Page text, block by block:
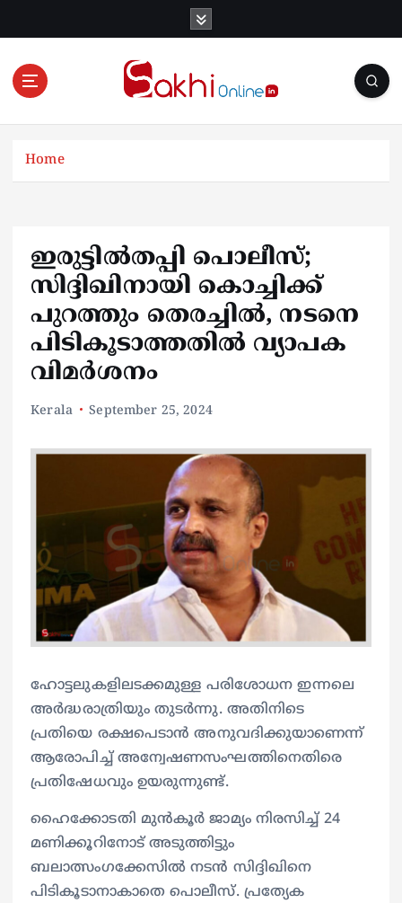
Online News Portal
Home
ഇരുട്ടിൽതപ്പി പൊലീസ്;
സിദ്ദിഖിനായി കൊച്ചിക്ക്
പുറത്തും തെരച്ചിൽ, നടനെ
പിടികൂടാത്തതിൽ വ്യാപക
വിമർശനം
Kerala September 25, 2024
ഹോട്ടലുകളിലടക്കമുള്ള പരിശോധന ഇന്നലെ
അർദ്ധരാത്രിയും തുടർന്നു. അതിനിടെ
പ്രതിയെ രക്ഷപെടാൻ അനുവദിക്കുയാണെന്ന്
ആരോപിച്ച് അന്വേഷണസംഘത്തിനെതിരെ
പ്രതിഷേധവും ഉയരുന്നുണ്ട്.
ഹൈക്കോടതി മുൻ‌കൂർ ജാമ്യം നിരസിച്ച് 24
മണിക്കൂറിനോട്‌ അടുത്തിട്ടും
ബലാത്സംഗക്കേസിൽ നടൻ സിദ്ദിഖിനെ
പിടികൂടാനാകാതെ പൊലീസ്. പ്രത്യേക